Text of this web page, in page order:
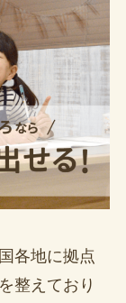
各地に拠点
整えており